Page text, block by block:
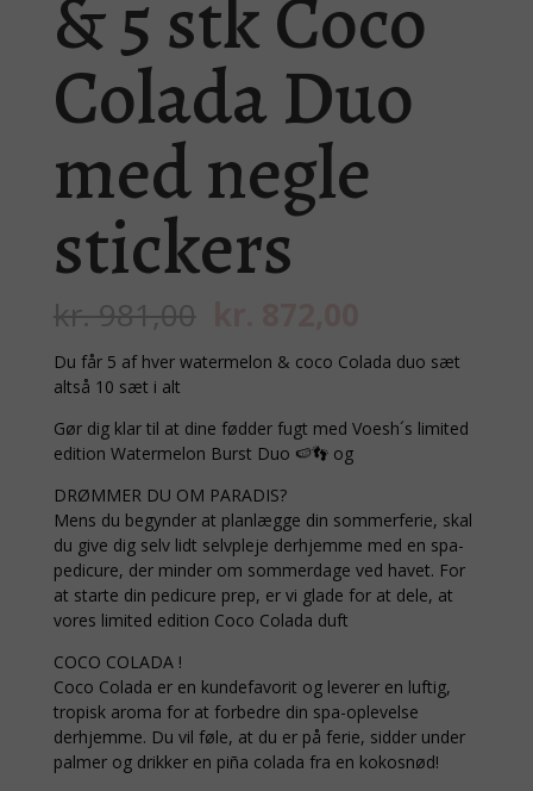
& 5 stk Coco
Colada Duo
med negle
stickers
kr.981,00
pris
kr. 981,00.
pris
kr. 872,00.
Du får 5 af hver watermelon & coco Colada duo sæt
altså 10 sæt i alt
Gør dig klar til at dine fødder fugt med Voesh´s limited
edition Watermelon Burst Duo 🍉👣 og
DRØMMER DU OM PARADIS?
Mens du begynder at planlægge din sommerferie, skal
du give dig selv lidt selvpleje derhjemme med en spa-
pedicure, der minder om sommerdage ved havet. For
at starte din pedicure prep, er vi glade for at dele, at
vores limited edition Coco Colada duft
COCO COLADA !
Coco Colada er en kundefavorit og leverer en luftig,
tropisk aroma for at forbedre din spa-oplevelse
derhjemme. Du vil føle, at du er på ferie, sidder under
palmer og drikker en piña colada fra en kokosnød!